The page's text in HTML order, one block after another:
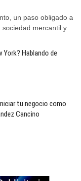
un paso obligado a
mercantil y
York? Hablando de
tu negocio como
Cancino